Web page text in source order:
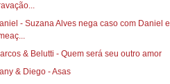
- Suzana Alves nega caso com Daniel e
& Belutti - Quem será seu outro amor
& Diego - Asas